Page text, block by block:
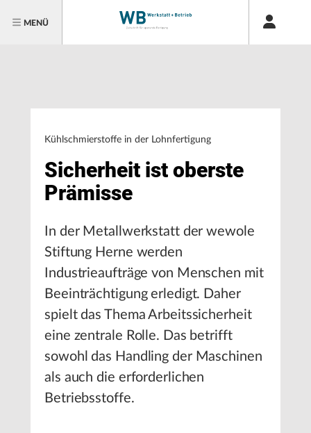
MENÜ
Kühlschmierstoffe in der Lohnfertigung
Sicherheit ist oberste
Prämisse
In der Metallwerkstatt der wewole
Stiftung Herne werden
Industrieaufträge von Menschen mit
Beeinträchtigung erledigt. Daher
spielt das Thema Arbeitssicherheit
eine zentrale Rolle. Das betrifft
sowohl das Handling der Maschinen
als auch die erforderlichen
Betriebsstoffe.